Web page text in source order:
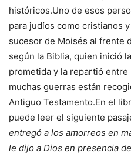
históricos.Uno de esos
para judíos como cristianos
sucesor de Moisés al frente
según la Biblia, quien inició
prometida y la repartió entre
muchas guerras están
Antiguo Testamento.En el
puede leer el siguiente
entregó a los amorreos en
le dijo a Dios en presencia